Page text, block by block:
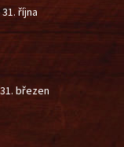
října
březen